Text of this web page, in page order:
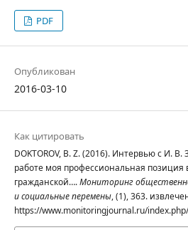
PDF
Опубликован
2016-03-10
Как цитировать
DOKTOROV, B. Z. (2016). Интервью с И.
работе моя профессиональная позиция
гражданской….Мониторинг
и социальные перемены, (1), 363.
https://www.monitoringjournal.ru/